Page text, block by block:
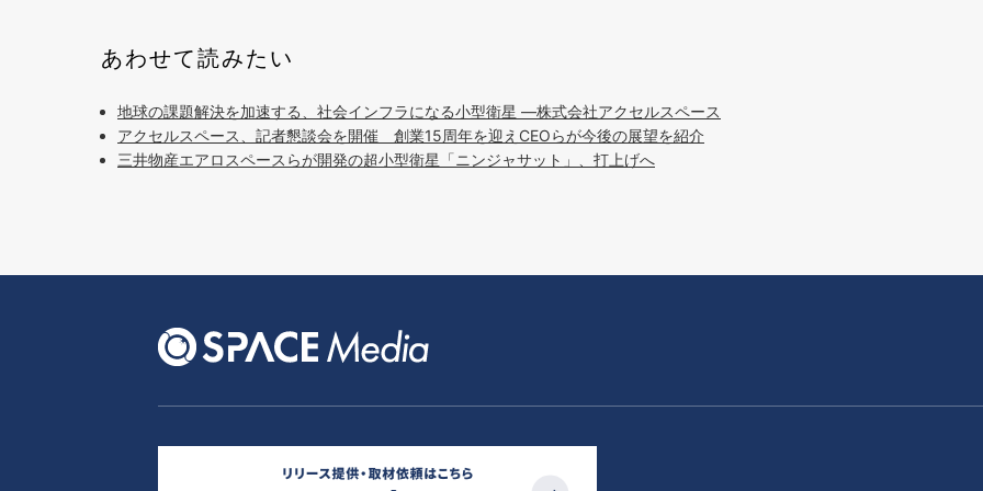
あわせて読みたい
地球の課題解決を加速する、社会インフラになる小型衛星 ―株式会社アクセルスペース
アクセルスペース、記者懇談会を開催 創業15周年を迎えCEOらが今後の展望を紹介
三井物産エアロスペースらが開発の超小型衛星「ニンジャサット」、打上げへ